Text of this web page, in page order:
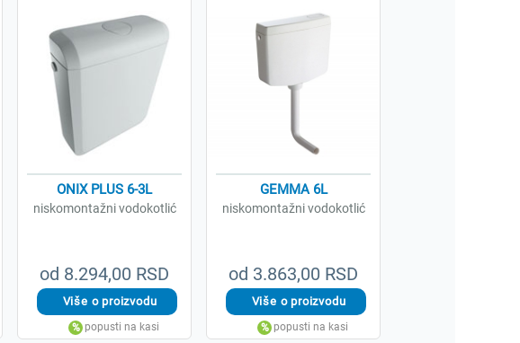
od 8.294,00 RSD
ONIX PLUS 6-3L
niskomontažni vodokotlić
od 3.863,00 RSD
GEMMA 6L
niskomontažni vodokotlić